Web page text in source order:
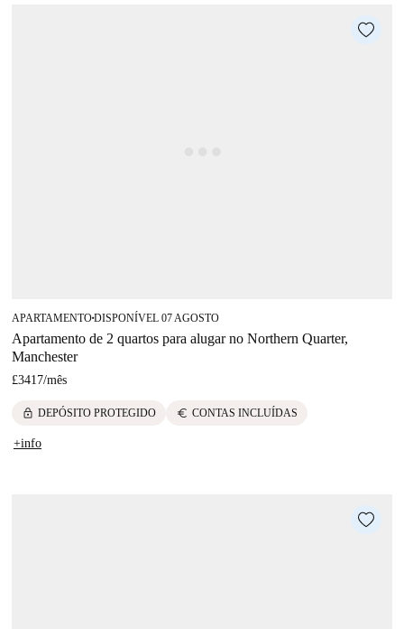
APARTAMENTO■DISPONÍVEL 07 AGOSTO
Apartamento de 2 quartos para alugar no Northern Quarter,
Manchester
£3417/mês
lock DEPÓSITO PROTEGIDO euro CONTAS INCLUÍDAS
+info